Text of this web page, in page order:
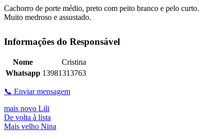
Cachorro de porte médio, preto com peito branco e pelo curto.
Muito medroso e assustado.
Informações do Responsável
Nome
Cristina
Whatsapp 13981313763
📞 Enviar mensagem
mais novo Lili
De volta à lista
Mais velho Nina